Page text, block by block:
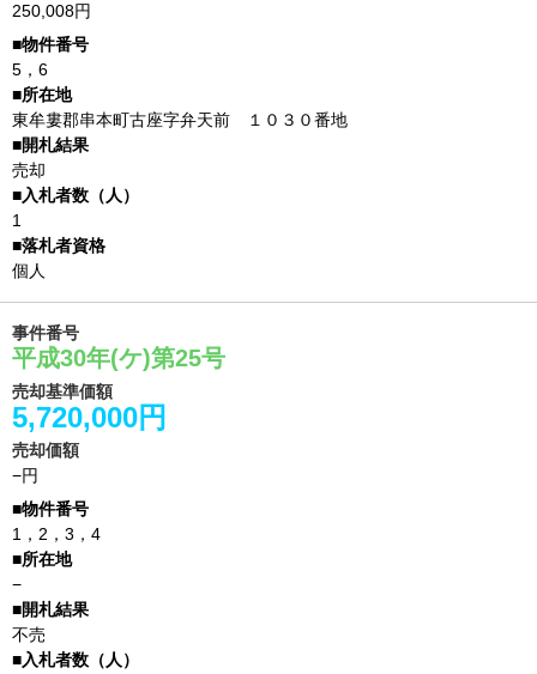
250,008円
5，6
東牟婁郡串本町古座字弁天前 １０３０番地
売却
1
個人
事件番号
平成30年(ケ)第25号
売却基準価額
5,720,000円
売却価額
−円
1，2，3，4
−
不売